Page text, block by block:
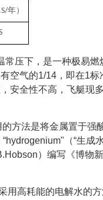
年）
常压下，是一种极易
空气的1/14，即在1
，安全性不高，飞艇现
方法是将金属置于强
（“生成
）编写《博物
用高耗能的电解水的